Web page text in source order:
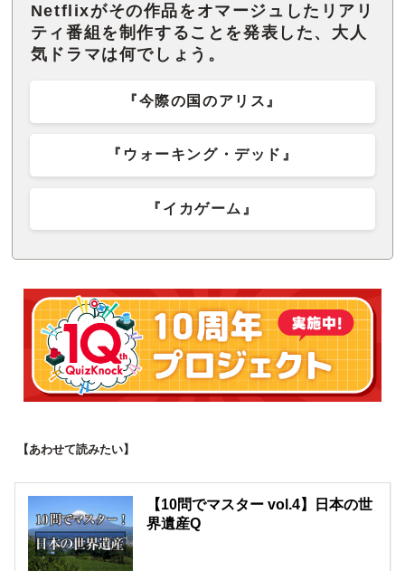
Netflixがその作品をオマージュしたリアリ
ティ番組を制作することを発表した、大人
気ドラマは何でしょう。
『今際の国のアリス』
『ウォーキング・デッド』
『イカゲーム』
【あわせて読みたい】
【10問でマスター vol.4】日本の世
界遺産Q